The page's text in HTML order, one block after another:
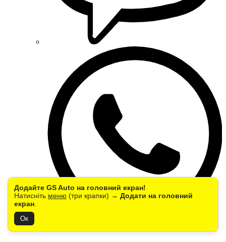
Додайте GS Auto на головний екран!
Натисніть меню (три крапки) → Додати на головний
екран
Ок